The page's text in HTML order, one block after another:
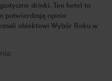
drinki. Ten hotel to
potwierdzają opinie
obiektowi Wybór Roku w